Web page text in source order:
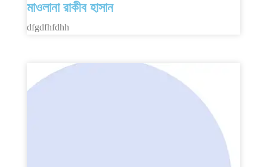
মাওলানা রাকীব হাসান
dfgdfhfdhh